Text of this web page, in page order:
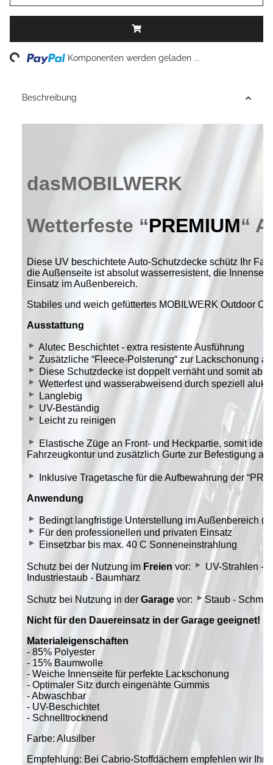
Loading... Komponenten werden geladen ...
Beschreibung